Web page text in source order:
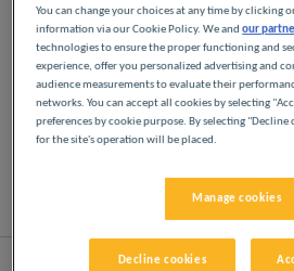
Disfrute de los hoteles
Descubrirá la experiencia
momento en que llegue:
acogedores y cómodos.
modernos. Todo lo que necesita
Mapa
You can change your choices at any time by clicking
information via our Cookie Policy. We andour
technologies to ensure the proper functioning and
experience, offer you personalized advertising and
audience measurements to evaluate their
networks. You can accept all cookies by selecting
preferences by cookie purpose. By selecting "Decline
for the site's operation will be placed.
Manage cookies
Decline cookies